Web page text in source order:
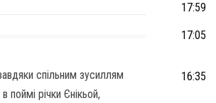
спільним зусиллям
поймі річки Єнікьой,
17:59
17:05
16:35